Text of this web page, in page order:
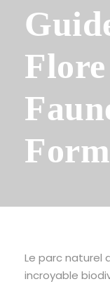
Le parc naturel
incroyable